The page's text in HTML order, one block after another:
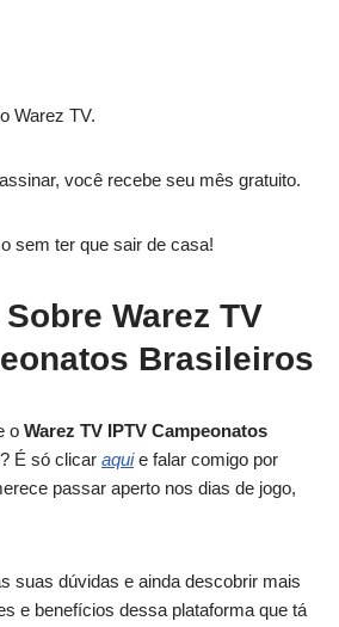
Warez TV.
você recebe seu mês gratuito.
sem ter que sair de casa!
Warez TV
Brasileiros
o Warez TV IPTV Campeonatos
É só clicar aquie falar comigo por
passar aperto nos dias de jogo,
suas dúvidas e ainda descobrir mais
e benefícios dessa plataforma que tá